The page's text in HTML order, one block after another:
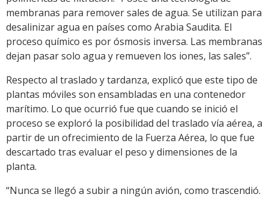
membranas para remover sales de agua. Se utilizan para
desalinizar agua en países como Arabia Saudita. El
proceso químico es por ósmosis inversa. Las membranas
dejan pasar solo agua y remueven los iones, las sales”.
Respecto al traslado y tardanza, explicó que este tipo de
plantas móviles son ensambladas en una contenedor
marítimo. Lo que ocurrió fue que cuando se inició el
proceso se exploró la posibilidad del traslado vía aérea, a
partir de un ofrecimiento de la Fuerza Aérea, lo que fue
descartado tras evaluar el peso y dimensiones de la
planta.
“Nunca se llegó a subir a ningún avión, como trascendió.